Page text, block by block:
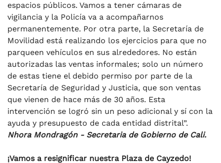
espacios públicos. Vamos a tener cámaras de
vigilancia y la Policía va a acompañarnos
permanentemente. Por otra parte, la Secretaría de
Movilidad está realizando los ejercicios para que no
parqueen vehículos en sus alrededores. No están
autorizadas las ventas informales; solo un número
de estas tiene el debido permiso por parte de la
Secretaría de Seguridad y Justicia, que son ventas
que vienen de hace más de 30 años. Esta
intervención se logró sin un peso adicional y sí con la
ayuda y presupuesto de cada entidad distrital”.
Nhora Mondragón - Secretaria de Gobierno de Cali.
¡Vamos a resignificar nuestra Plaza de Cayzedo!